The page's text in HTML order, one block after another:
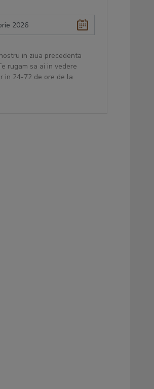
in ziua precedenta
rugam sa ai in vedere
in 24-72 de ore de la